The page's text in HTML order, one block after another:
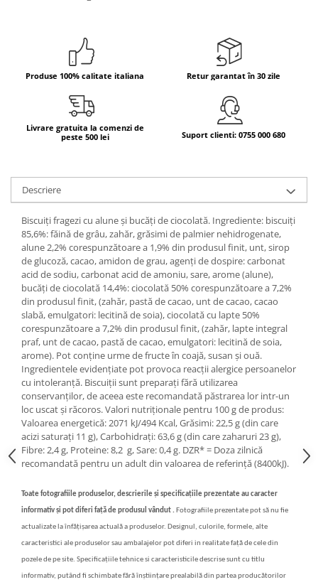
Bauturi aperitive, alcoolice
Apa italiana
Sucuri si bauturi racoritoare
Panettone cozonac italian,
Produse de panificatie
Produse 100% calitate italiana Retur garantat în 30 zile
Livrare gratuita la comenzi de
peste 500 lei
Suport clienti: 0755 000 680
Descriere
Biscuiți fragezi cu alune și bucăți de ciocolată. Ingrediente: biscuiți
85,6%: făină de grâu, zahăr, grăsimi de palmier nehidrogenate,
alune 2,2% corespunzătoare a 1,9% din produsul finit, unt, sirop
de glucoză, cacao, amidon de grau, agenți de dospire: carbonat
acid de sodiu, carbonat acid de amoniu, sare, arome (alune),
bucăți de ciocolată 14,4%: ciocolată 50% corespunzătoare a 7,2%
din produsul finit, (zahăr, pastă de cacao, unt de cacao, cacao
slabă, emulgatori: lecitină de soia), ciocolată cu lapte 50%
corespunzătoare a 7,2% din produsul finit, (zahăr, lapte integral
praf, unt de cacao, pastă de cacao, emulgatori: lecitină de soia,
arome). Pot conține urme de fructe în coajă, susan și ouă.
Ingredientele evidențiate pot provoca reacții alergice persoanelor
cu intoleranță. Biscuiții sunt preparați fără utilizarea
conservanților, de aceea este recomandată păstrarea lor intr-un
loc uscat și răcoros. Valori nutriționale pentru 100 g de produs:
Valoarea energetică: 2071 kJ/494 Kcal, Grăsimi: 22,5 g (din care
acizi saturați 11 g), Carbohidrați: 63,6 g (din care zaharuri 23 g),
Fibre: 2,4 g, Proteine: 8,2 g, Sare: 0,4 g. DZR* = Doza zilnică
recomandată pentru un adult din valoarea de referință (8400kJ).
Toate fotografiile produselor, descrierile și specificațiile prezentate au caracter
informativ și pot diferi față de produsul vândut . Fotografiile prezentate pot să nu fie
actualizate la înfățișarea actuală a produselor. Designul, culorile, formele, alte
caracteristici ale produselor sau ambalajelor pot diferi in realitate față de cele din
pozele de pe site. Specificațiile tehnice si caracteristicile descrise sunt cu titlu
informativ, putând fi schimbate fără înștiințare prealabilă din partea producătorilor